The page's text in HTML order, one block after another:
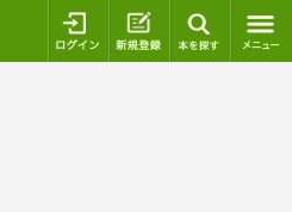
ログイン 新規登録